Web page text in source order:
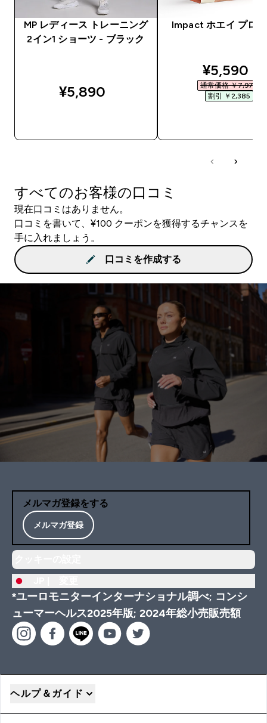
MP レディース トレーニング
2イン1 ショーツ - ブラック
¥5,890‎
Impact ホエイ プロ
¥5,590‎
通常価格 ￥7,975‎
割引 ￥2,385‎
すべてのお客様の口コミ
現在口コミはありません。
口コミを書いて、¥100 クーポンを獲得するチャンスを
手に入れましょう。
口コミを作成する
メルマガ登録をする
メルマガ登録
*ユーロモニターインターナショナル調べ; コンシ
ューマーヘルス2025年版; 2024年総小売販売額
ヘルプ＆ガイド